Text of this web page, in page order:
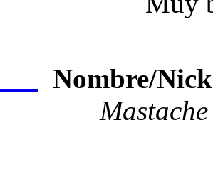
Nombre/Nick
Mastache